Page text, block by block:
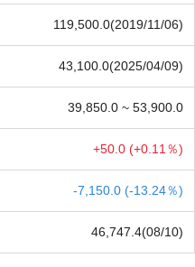
119,500.0(2019/11/06)
43,100.0(2025/04/09)
39,850.0 ~ 53,900.0
+50.0 (+0.11％)
-7,150.0 (-13.24％)
46,747.4(08/10)